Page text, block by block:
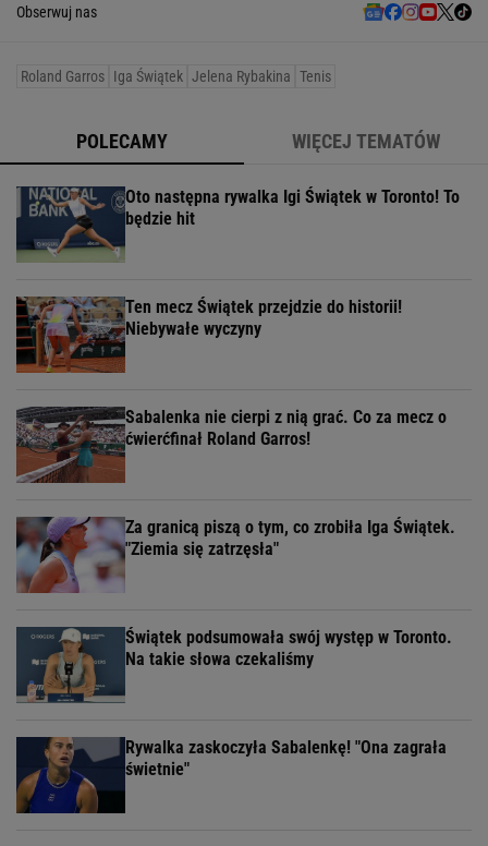
Obserwuj nas
Roland Garros Iga Świątek Jelena Rybakina Tenis
POLECAMY WIĘCEJ TEMATÓW
Oto następna rywalka Igi Świątek w Toronto! To
będzie hit
Ten mecz Świątek przejdzie do historii!
Niebywałe wyczyny
Sabalenka nie cierpi z nią grać. Co za mecz o
ćwierćfinał Roland Garros!
Za granicą piszą o tym, co zrobiła Iga Świątek.
"Ziemia się zatrzęsła"
Świątek podsumowała swój występ w Toronto.
Na takie słowa czekaliśmy
Rywalka zaskoczyła Sabalenkę! "Ona zagrała
świetnie"